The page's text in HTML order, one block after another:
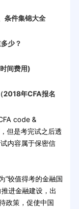
条件集锦大全
少？
间费用)
2018年CFA报名
code &
但是考完试之后透
内容属于保密信
较值得考的金融国
进金融建设，出
政策，促使中国